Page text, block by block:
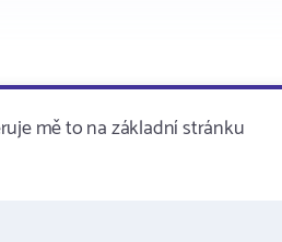
mě to na základní stránku